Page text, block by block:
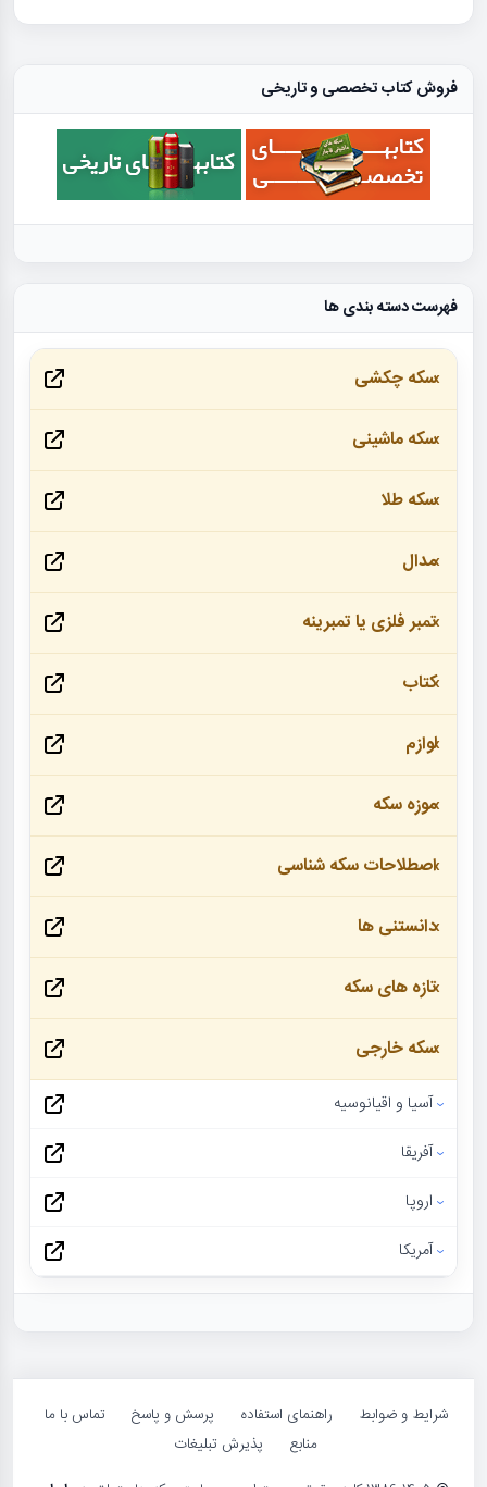
فروش کتاب تخصصی و تاریخی
فهرست دسته بندی ها
سکه چکشی
سکه ماشینی
سکه طلا
مدال
تمبر فلزی یا تمبرینه
کتاب
لوازم
موزه سکه
اصطلاحات سکه شناسی
دانستنی ها
تازه های سکه
سکه خارجی
آسیا و اقیانوسیه
آفریقا
اروپا
آمریکا
شرایط و ضوابط راهنمای استفاده پرسش و پاسخ
تماس با ما
منابع
پذیرش تبلیغات